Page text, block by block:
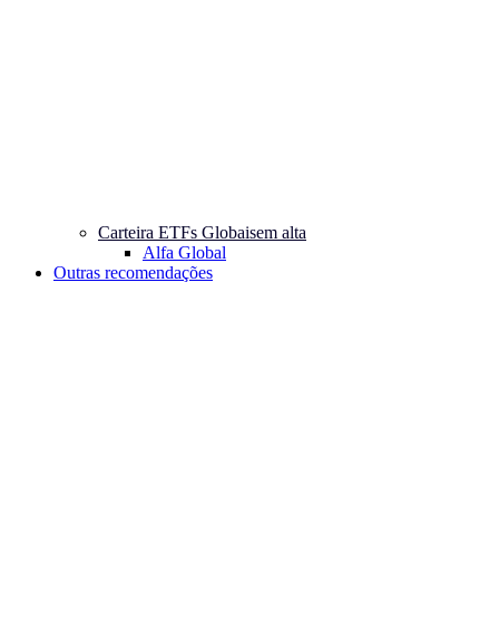
Carteira ETFs Globaisem alta
Alfa Global
Outras recomendações